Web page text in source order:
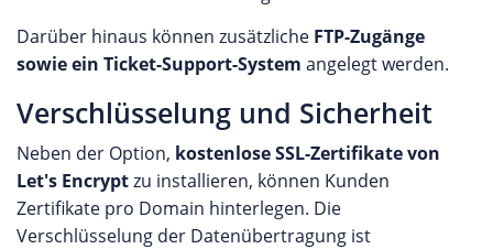
Darüber hinaus können zusätzliche FTP-Zugänge
sowie ein Ticket-Support-System angelegt werden.
Verschlüsselung und Sicherheit
Neben der Option, kostenlose SSL-Zertifikate von
Let's Encryptzu installieren, können Kunden
Zertifikate pro Domain hinterlegen. Die
Verschlüsselung der Datenübertragung ist